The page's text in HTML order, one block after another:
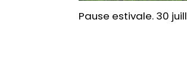
Pause estivale. 30